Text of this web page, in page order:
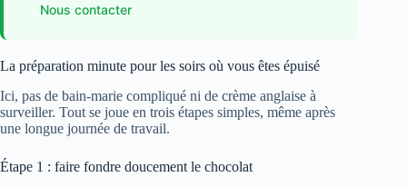
Nous contacter
La préparation minute pour les soirs où vous êtes épuisé
Ici, pas de bain-marie compliqué ni de crème anglaise à
surveiller. Tout se joue en trois étapes simples, même après
une longue journée de travail.
Étape 1 : faire fondre doucement le chocolat